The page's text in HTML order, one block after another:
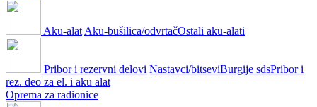
Aku-alat Aku-bušilica/odvrtačOstali aku-alati
Pribor i rezervni delovi Nastavci/bitseviBurgije sdsPribor i
rez. deo za el. i aku alat
Oprema za radionice